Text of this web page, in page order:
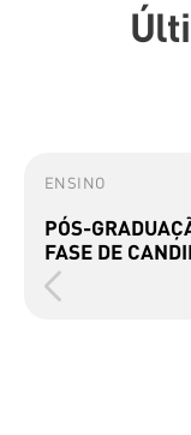
ENSINO
PÓS-
FASE DE